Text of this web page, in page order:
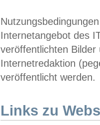
Internetangebot des
veröffentlichten
Internetredaktion
veröffentlicht werden.
Links zu